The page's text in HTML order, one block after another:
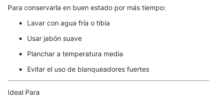
Para conservarla en buen estado por más tiempo:
Lavar con agua fría o tibia
Usar jabón suave
Planchar a temperatura media
Evitar el uso de blanqueadores fuertes
Ideal Para